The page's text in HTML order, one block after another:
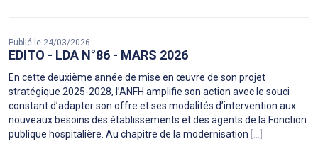
Publié le 24/03/2026
EDITO - LDA N°86 - MARS 2026
En cette deuxième année de mise en œuvre de son projet
stratégique 2025-2028, l’ANFH amplifie son action avec le souci
constant d’adapter son offre et ses modalités d’intervention aux
nouveaux besoins des établissements et des agents de la Fonction
publique hospitalière. Au chapitre de la modernisation [...]